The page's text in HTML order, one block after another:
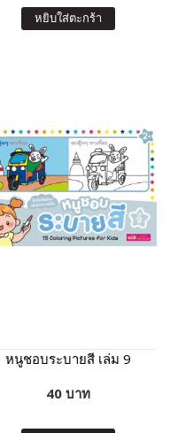
หยิบใส่ตะกร้า
หนูชอบระบายสี เล่ม 9
40 บาท